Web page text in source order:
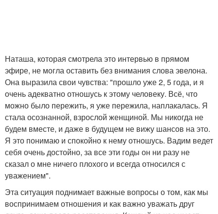
Наташа, которая смотрела это интервью в прямом
эфире, не могла оставить без внимания слова эвелона.
Она выразила свои чувства: "прошло уже 2, 5 года, и я
очень адекватно отношусь к этому человеку. Всё, что
можно было пережить, я уже пережила, наплакалась. Я
стала осознанной, взрослой женщиной. Мы никогда не
будем вместе, и даже в будущем не вижу шансов на это.
Я это понимаю и спокойно к нему отношусь. Вадим ведет
себя очень достойно, за все эти годы он ни разу не
сказал о мне ничего плохого и всегда относился с
уважением".
Эта ситуация поднимает важные вопросы о том, как мы
воспринимаем отношения и как важно уважать друг